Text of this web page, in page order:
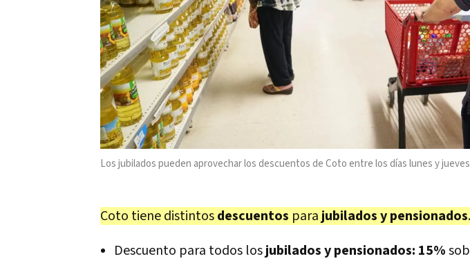
Los jubilados pueden aprovechar los descuentos de Coto entre los días lunes y jueves
Coto tiene distintosdescuentos para jubilados y pensionados.
Descuento para todos losjubilados y pensionados: 15%